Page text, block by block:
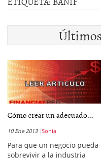
Cómo crear un adecuado...
10 Ene 2013 Sonia
Para que un negocio pueda
sobrevivir a la industria